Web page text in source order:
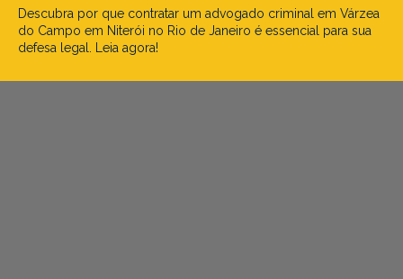
Descubra por que contratar um advogado criminal em Várzea
do Campo em Niterói no Rio de Janeiro é essencial para sua
defesa legal. Leia agora!